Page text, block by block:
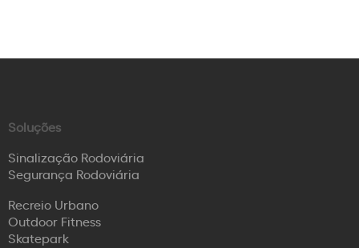
Soluções
Sinalização Rodoviária
Segurança Rodoviária
Recreio Urbano
Outdoor Fitness
Skatepark